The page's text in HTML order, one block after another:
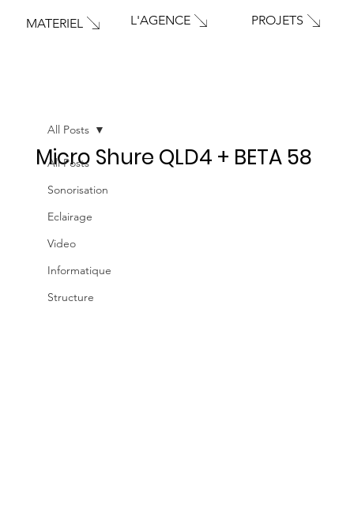
PROJETS
MATERIEL L'AGENCE
All Posts
Sonorisation
Eclairage
Video
Informatique
Structure
All Posts
Micro Shure QLD4 + BETA 58